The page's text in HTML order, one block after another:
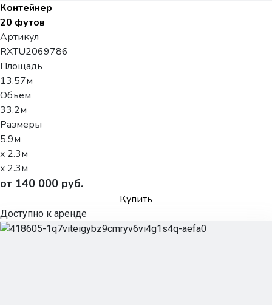
Контейнер
20 футов
Артикул
RXTU2069786
Площадь
13.57м
Объем
33.2м
Размеры
5.9м
x 2.3м
x 2.3м
от 140 000 руб.
Купить
Доступно к аренде